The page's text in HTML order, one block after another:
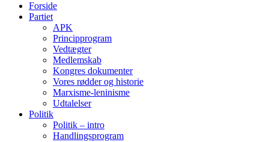
Forside
Partiet
APK
Principprogram
Vedtægter
Medlemskab
Kongres dokumenter
Vores rødder og historie
Marxisme-leninisme
Udtalelser
Politik
Politik – intro
Handlingsprogram